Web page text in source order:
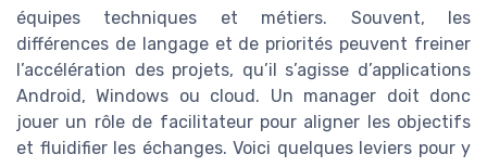
équipes techniques et métiers. Souvent, les
différences de langage et de priorités peuvent freiner
l’accélération des projets, qu’il s’agisse d’applications
Android, Windows ou cloud. Un manager doit donc
jouer un rôle de facilitateur pour aligner les objectifs
et fluidifier les échanges. Voici quelques leviers pour y